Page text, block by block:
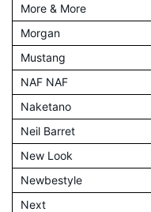
More & More
Morgan
Mustang
NAF NAF
Naketano
Neil Barret
New Look
Newbestyle
Next